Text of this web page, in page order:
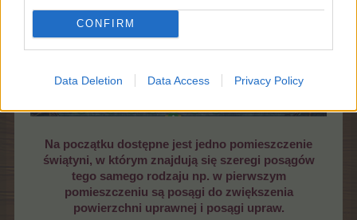
CONFIRM
Data Deletion Data Access Privacy Policy
Na początku dostępne jest jedno pomieszczenie
świątyni, w którym znajdują się szeregi posągów
tego samego rodzaju np. w pierwszym
pomieszczeniu są posągi do zwiększenia
powierzchni uprawnej i posągi upraw.